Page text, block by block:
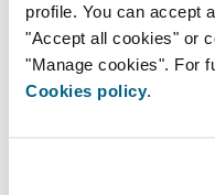
profile. You can accept
"Accept all cookies" or
"Manage cookies". For
Cookies policy.
Os nossos
disponíveis para
gratuito a partir
plataformas
BIM garantem a